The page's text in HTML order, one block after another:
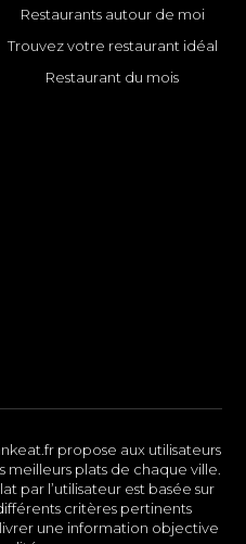
Restaurants autour de moi
Trouvez votre restaurant idéal
Restaurant du mois
propose aux utilisateurs
plats de chaque ville.
par l’utilisateur est basée sur
critères pertinents
une information objective